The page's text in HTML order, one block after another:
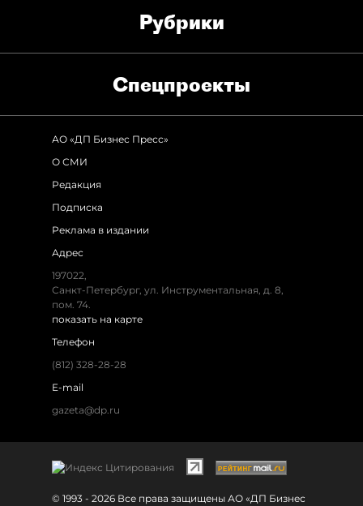
Рубрики
Спец­проекты
АО «ДП Бизнес Пресс»
О СМИ
Редакция
Подписка
Реклама в издании
Адрес
197022,
Санкт-Петербург, ул. Инструментальная, д. 8,
пом. 74.
показать на карте
Телефон
(812) 328-28-28
E-mail
gazeta@dp.ru
© 1993 - 2026 Все права защищены АО «ДП Бизнес